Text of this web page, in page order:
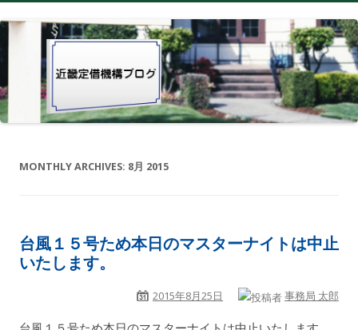
MONTHLY ARCHIVES: 8月 2015
台風１５号ため本日のマスターナイトは中止
いたします。
2015年8月25日 事務局 太郎